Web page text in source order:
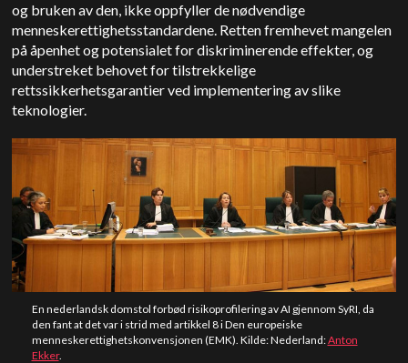
og bruken av den, ikke oppfyller de nødvendige
menneskerettighetsstandardene. Retten fremhevet mangelen
på åpenhet og potensialet for diskriminerende effekter, og
understreket behovet for tilstrekkelige
rettssikkerhetsgarantier ved implementering av slike
teknologier.
En nederlandsk domstol forbød risikoprofilering av AI gjennom SyRI, da
den fant at det var i strid med artikkel 8 i Den europeiske
menneskerettighetskonvensjonen (EMK). Kilde: Nederland:Anton
Ekker.